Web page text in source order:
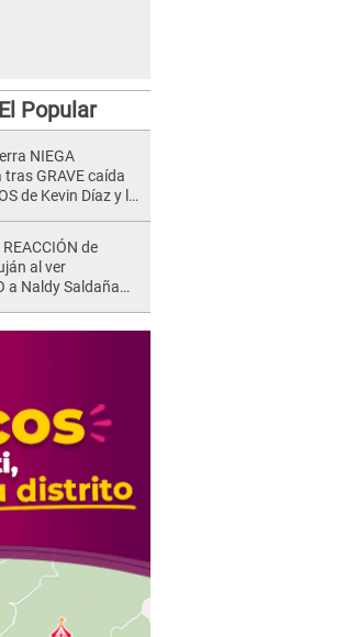
Popular
NIEGA
tras GRAVE caída
de Kevin Díaz y lo
de
al ver
a Naldy Saldaña